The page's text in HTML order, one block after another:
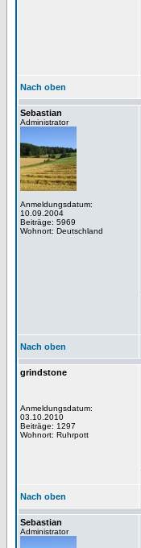
Nach oben
Sebastian
Administrator
Anmeldungsdatum:
10.09.2004
Beiträge: 5969
Wohnort: Deutschland
Nach oben
grindstone
Anmeldungsdatum:
03.10.2010
Beiträge: 1297
Wohnort: Ruhrpott
Nach oben
Sebastian
Administrator